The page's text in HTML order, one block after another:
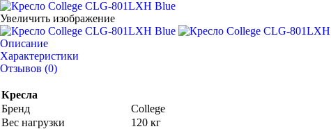
Увеличить изображение
Описание
Характеристики
Отзывов (0)
Кресла
Бренд
College
Вес нагрузки
120 кг